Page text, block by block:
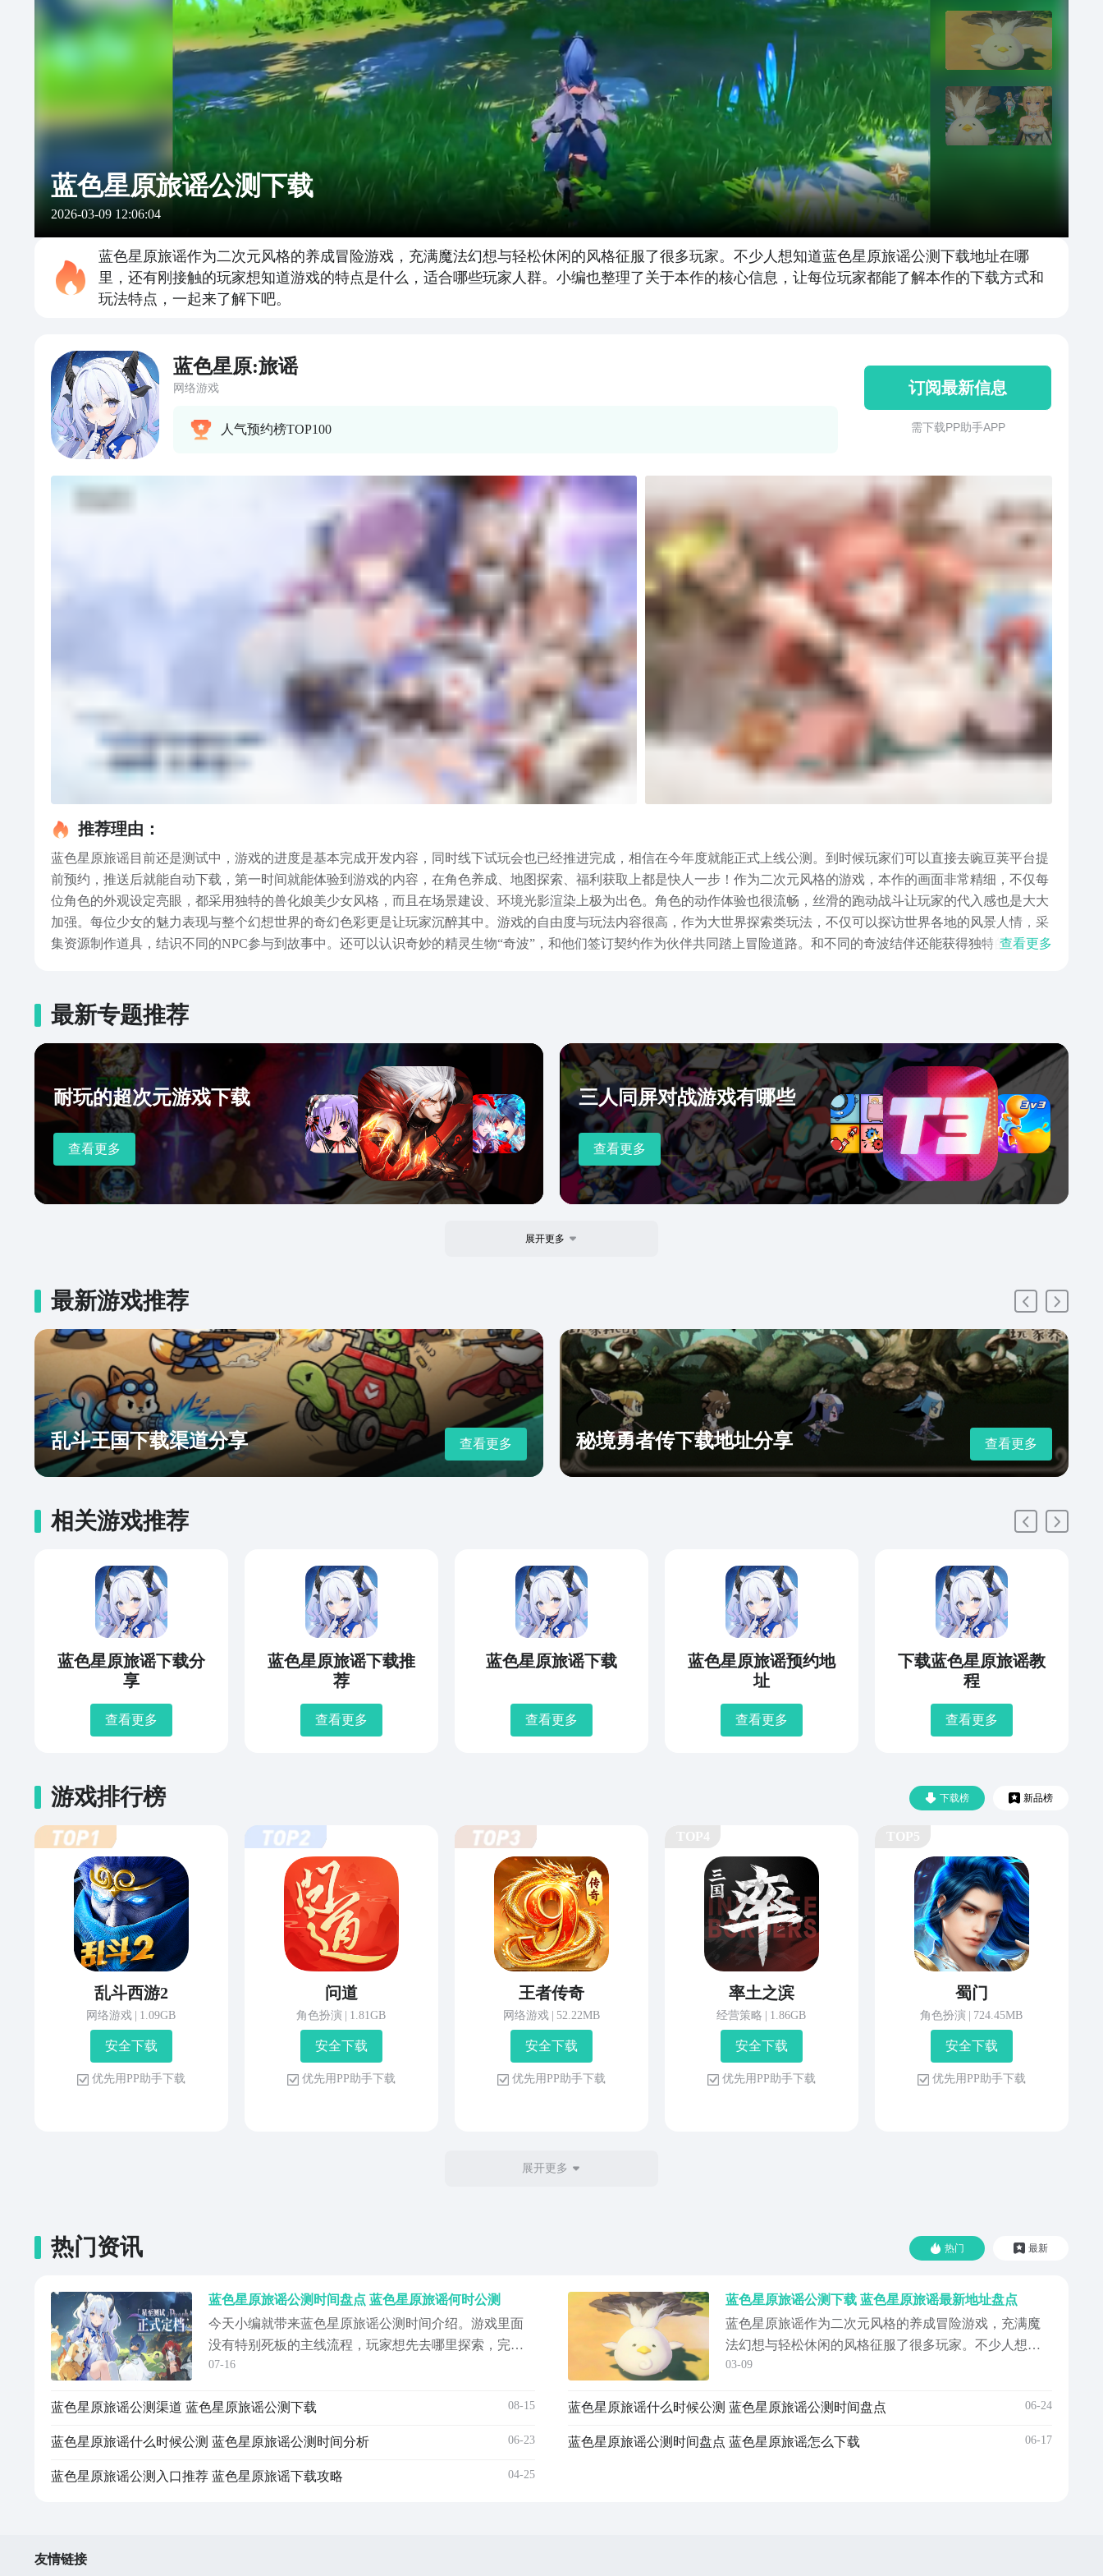
蓝色星原旅谣公测下载
2026-03-09 12:06:04
蓝色星原旅谣作为二次元风格的养成冒险游戏，充满魔法幻想与轻松休闲的风格征服了很多玩家。不少人想知道蓝色星原旅谣公测下载地址在哪
里，还有刚接触的玩家想知道游戏的特点是什么，适合哪些玩家人群。小编也整理了关于本作的核心信息，让每位玩家都能了解本作的下载方式和
玩法特点，一起来了解下吧。
蓝色星原:旅谣
网络游戏
人气预约榜TOP100
订阅最新信息
需 下 载 P P 助 手 A P P
推荐理由：
蓝色星原旅谣目前还是测试中，游戏的进度是基本完成开发内容，同时线下试玩会也已经推进完成，相信在今年度就能正式上线公测。到时候玩家们可以直接去豌豆荚平台提
前预约，推送后就能自动下载，第一时间就能体验到游戏的内容，在角色养成、地图探索、福利获取上都是快人一步！作为二次元风格的游戏，本作的画面非常精细，不仅每
位角色的外观设定亮眼，都采用独特的兽化娘美少女风格，而且在场景建设、环境光影渲染上极为出色。角色的动作体验也很流畅，丝滑的跑动战斗让玩家的代入感也是大大
加强。每位少女的魅力表现与整个幻想世界的奇幻色彩更是让玩家沉醉其中。游戏的自由度与玩法内容很高，作为大世界探索类玩法，不仅可以探访世界各地的风景人情，采
集资源制作道具，结识不同的NPC参与到故事中。还可以认识奇妙的精灵生物“奇波”，和他们签订契约作为伙伴共同踏上冒险道路。和不同的奇波结伴还能获得独特的战斗能
秀的画面与独特角色外观，更是提高玩家的审美享受。以上就是蓝色星原旅谣公测下载地址的介绍，可以说作为探索开放世界的二次元游戏，品质极高。无论是喜欢轻松探索
冒险的玩家，还是想要尝试养成发育模式，或者单纯喜欢兽娘的二次元们，都能在其中找到自己的乐趣所在。
查看更多
最新专题推荐
耐玩的超次元游戏下载
查看更多
三人同屏对战游戏有哪些
查看更多
展开更多
最新游戏推荐
乱斗王国下载渠道分享 查看更多 秘境勇者传下载地址分享 查看更多
相关游戏推荐
蓝色星原旅谣下载分
享
查看更多
蓝色星原旅谣下载推
荐
查看更多
蓝色星原旅谣下载
查看更多
蓝色星原旅谣预约地
址
查看更多
下载蓝色星原旅谣教
程
查看更多
下载榜 新品榜
游戏排行榜
乱斗西游2
网络游戏 1.09GB
安 全 下 载
优 先 用 P P 助 手 下 载
问道
角色扮演 1.81GB
安 全 下 载
优 先 用 P P 助 手 下 载
王者传奇
网络游戏 52.22MB
安 全 下 载
优 先 用 P P 助 手 下 载
率土之滨
经营策略 1.86GB
安 全 下 载
优 先 用 P P 助 手 下 载
蜀门
角色扮演 724.45MB
安 全 下 载
优 先 用 P P 助 手 下 载
展开更多
热门 最新
热门资讯
蓝色星原旅谣公测时间盘点 蓝色星原旅谣何时公测
今天小编就带来蓝色星原旅谣公测时间介绍。游戏里面
没有特别死板的主线流程，玩家想先去哪里探索，完全
可以自己决定，这种自由度，对于喜欢到处跑的人来
有喜欢近身打的，可以选战士类型，喜欢远程输出的，
讲究。《蓝色星...
07-16
蓝色星原旅谣公测渠道 蓝色星原旅谣公测下载 08-15
蓝色星原旅谣什么时候公测 蓝色星原旅谣公测时间分析 06-23
蓝色星原旅谣公测入口推荐 蓝色星原旅谣下载攻略 04-25
蓝色星原旅谣公测下载 蓝色星原旅谣最新地址盘点
蓝色星原旅谣作为二次元风格的养成冒险游戏，充满魔
法幻想与轻松休闲的风格征服了很多玩家。不少人想知
道蓝色星原旅谣公测下载地址在哪里，还有刚接触的玩
也整理了关于本作的核心信息，让每位玩家都能了解本
原旅谣》最新...
03-09
蓝色星原旅谣什么时候公测 蓝色星原旅谣公测时间盘点 06-24
蓝色星原旅谣公测时间盘点 蓝色星原旅谣怎么下载 06-17
友情链接